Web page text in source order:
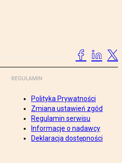
REGULAMIN
Polityka Prywatności
Zmiana ustawień zgód
Regulamin serwisu
Informacje o nadawcy
Deklaracja dostępności